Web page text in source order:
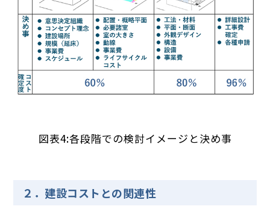
図表4:各段階での検討イメージと決め事
２．建設コストとの関連性